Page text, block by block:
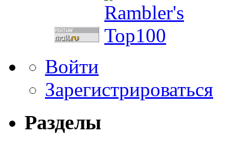
Войти
Зарегистрироваться
Разделы